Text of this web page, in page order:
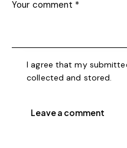
I agree that my
collected and stored.